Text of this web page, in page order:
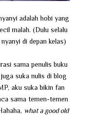
adalah hobi yang
malah. (Dulu selalu
di depan kelas)
sama penulis buku
suka nulis di blog
aku suka bikin fan
sama temen-temen
what a good old